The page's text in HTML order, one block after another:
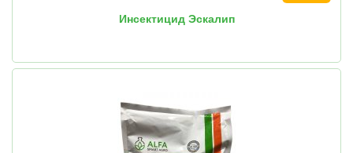
Инсектицид Эскалип